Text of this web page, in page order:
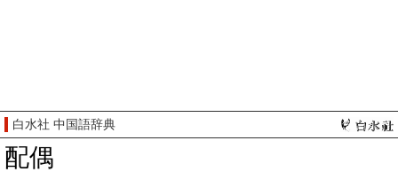
白水社 中国語辞典
配偶